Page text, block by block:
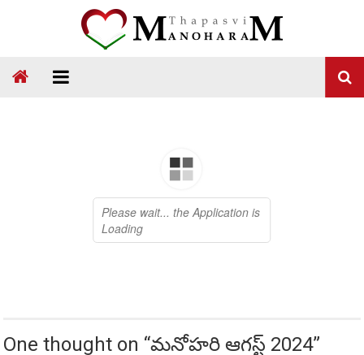
Thapasvi
One thought on “మనోహరి ఆగస్ట్ 2024”